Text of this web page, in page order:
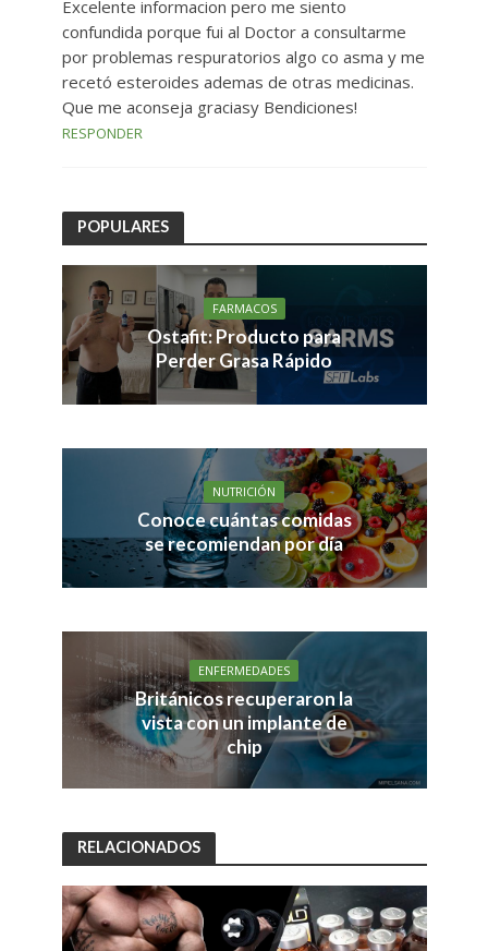
Excelente informacion pero me siento
confundida porque fui al Doctor a consultarme
por problemas respuratorios algo co asma y me
recetó esteroides ademas de otras medicinas.
Que me aconseja graciasy Bendiciones!
RESPONDER
POPULARES
FARMACOS
Ostafit: Producto para
Perder Grasa Rápido
NUTRICIÓN
Conoce cuántas comidas
se recomiendan por día
ENFERMEDADES
Británicos recuperaron la
vista con un implante de
chip
RELACIONADOS